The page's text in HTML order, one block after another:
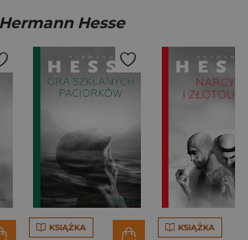
Hermann Hesse
KSIĄŻKA KSIĄŻKA